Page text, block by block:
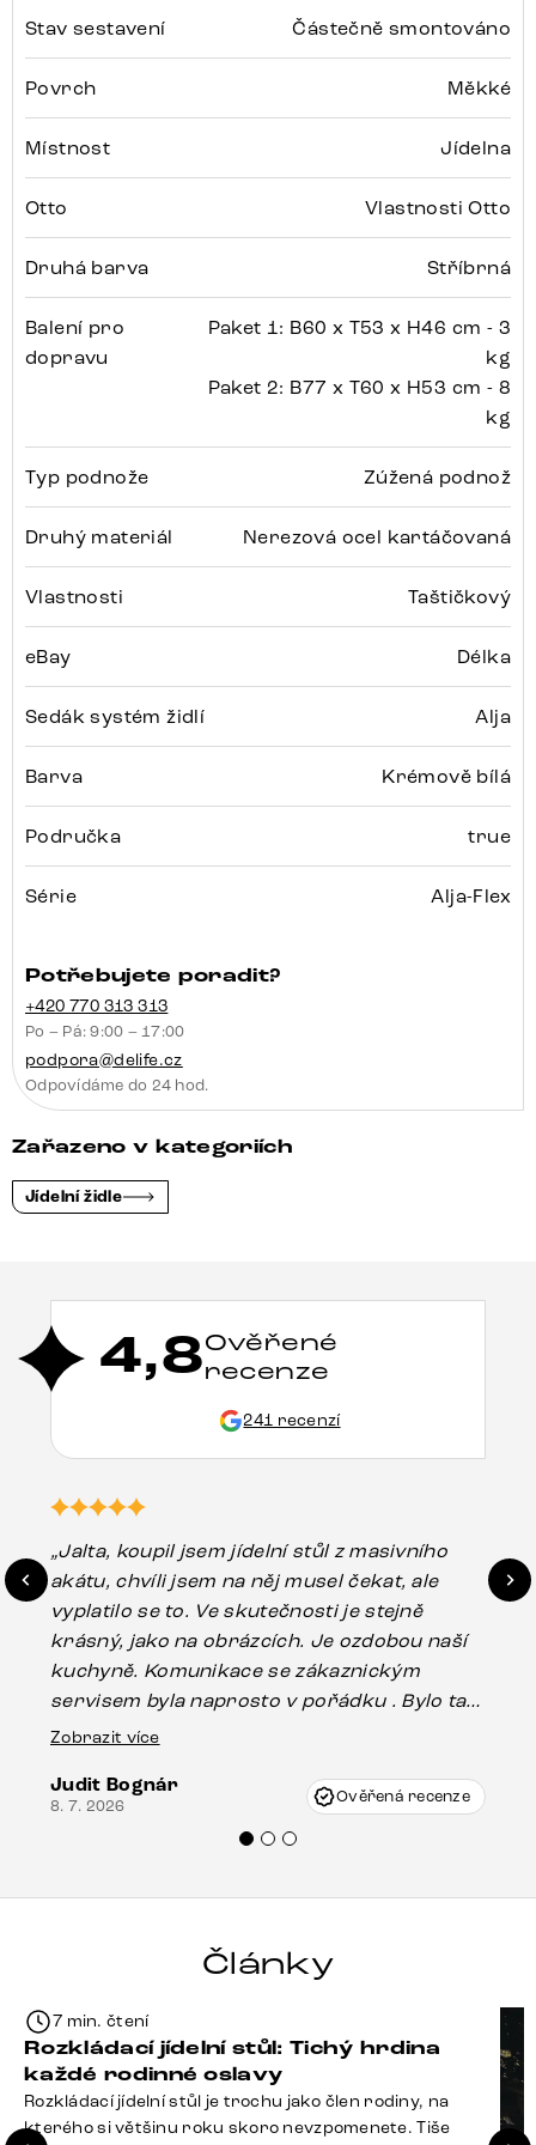
Stav sestavení Částečně smontováno
Povrch Měkké
Místnost Jídelna
Otto Vlastnosti Otto
Druhá barva Stříbrná
Balení pro
dopravu
Paket 1: B60 x T53 x H46 cm - 3
kg
Paket 2: B77 x T60 x H53 cm - 8
kg
Typ podnože Zúžená podnož
Druhý materiál Nerezová ocel kartáčovaná
Vlastnosti Taštičkový
eBay Délka
Sedák systém židlí Alja
Barva Krémově bílá
Područka true
Série Alja-Flex
Potřebujete poradit?
+420 770 313 313
Po – Pá: 9:00 – 17:00
podpora@delife.cz
Odpovídáme do 24 hod.
Zařazeno v kategoriích
Jídelní židle
4,8Ověřené
recenze
241 recenzí
„Jalta, koupil jsem jídelní stůl z masivního
akátu, chvíli jsem na něj musel čekat, ale
vyplatilo se to. Ve skutečnosti je stejně
krásný, jako na obrázcích. Je ozdobou naší
kuchyně. Komunikace se zákaznickým
servisem byla naprosto v pořádku . Bylo tam
drobné poškození u nohy stolu, které mohlo
Vincze mi velmi korektně vyšli vstříc.
Doporučuji produkty Delife všem.“
Zobrazit více
Judit Bognár
8. 7. 2026 Ověřená recenze
Články
7 min. čtení
Rozkládací jídelní stůl: Tichý hrdina
každé rodinné oslavy
Rozkládací jídelní stůl je trochu jako člen rodiny, na
kterého si většinu roku skoro nevzpomenete. Tiše